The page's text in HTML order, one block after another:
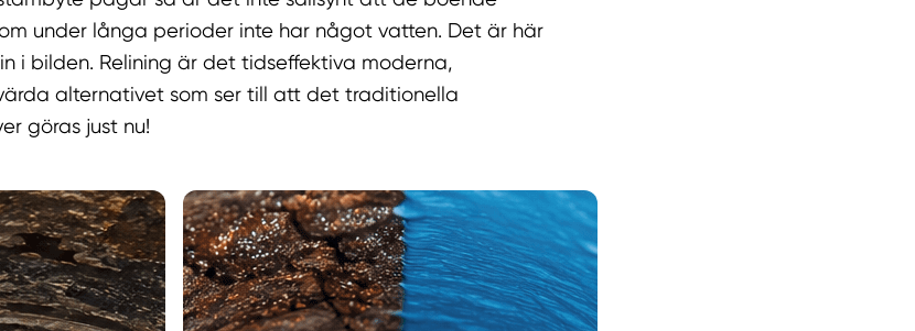
under långa perioder inte har något vatten. Det är här
i bilden. Relining är det tidseffektiva moderna,
alternativet som ser till att det traditionella
göras just nu!